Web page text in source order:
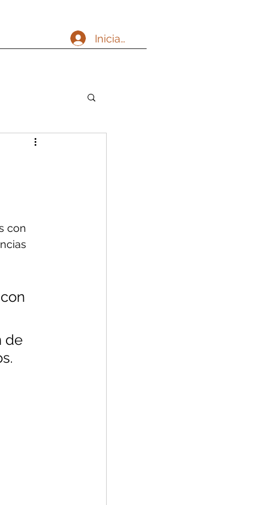
Iniciar sesión
con
de